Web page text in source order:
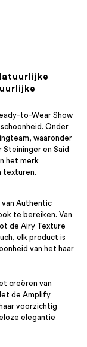
een
alle
to-Wear Show
Onder
waaronder
en Said
het merk
texturen.
van Authentic
te bereiken. Van
de Airy Texture
elk product is
van het haar
creëren van
de Amplify
voorzichtig
elegantie